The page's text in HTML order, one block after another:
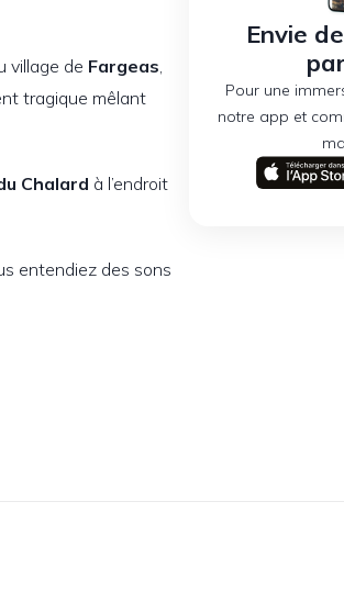
village de Fargeas,
tragique mêlant
Chalard à l’endroit
entendiez des sons
Envie
Pour une
notre app et